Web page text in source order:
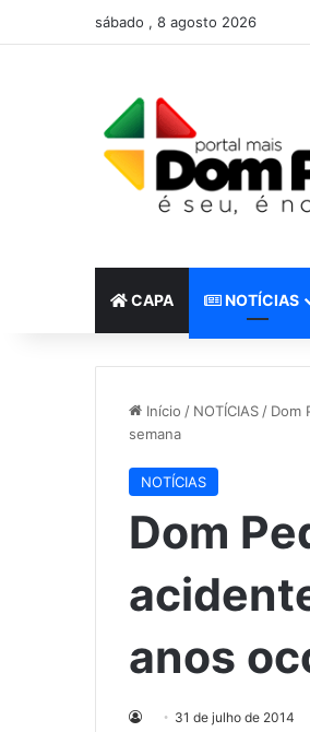
sábado , 8 agosto 2026
CAPA NOTÍCIAS
Início / NOTÍCIAS / Dom
semana
NOTÍCIAS
Dom
anos
31 de julho de 2014